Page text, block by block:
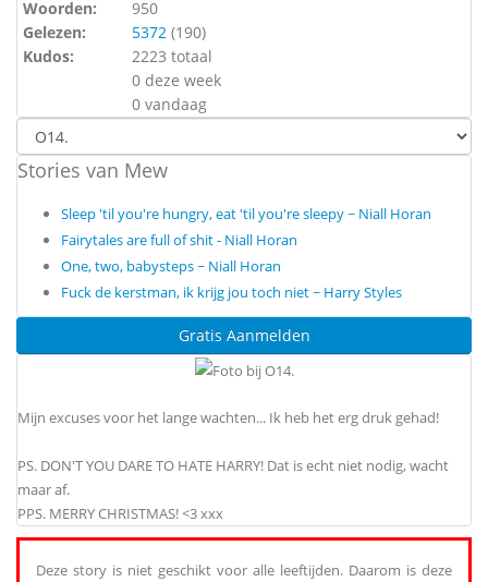
Woorden:
950
Gelezen:
5372 (190)
Kudos:
2223 totaal
0 deze week
0 vandaag
Stories van Mew
Sleep 'til you're hungry, eat 'til you're sleepy ~ Niall Horan
Fairytales are full of shit - Niall Horan
One, two, babysteps ~ Niall Horan
Fuck de kerstman, ik krijg jou toch niet ~ Harry Styles
Gratis Aanmelden
Mijn excuses voor het lange wachten... Ik heb het erg druk gehad!
PS. DON'T YOU DARE TO HATE HARRY! Dat is echt niet nodig, wacht
maar af.
PPS. MERRY CHRISTMAS! <3 xxx
Deze story is niet geschikt voor alle leeftijden. Daarom is deze